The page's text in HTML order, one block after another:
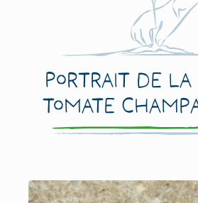
Portrait de la
Tomate